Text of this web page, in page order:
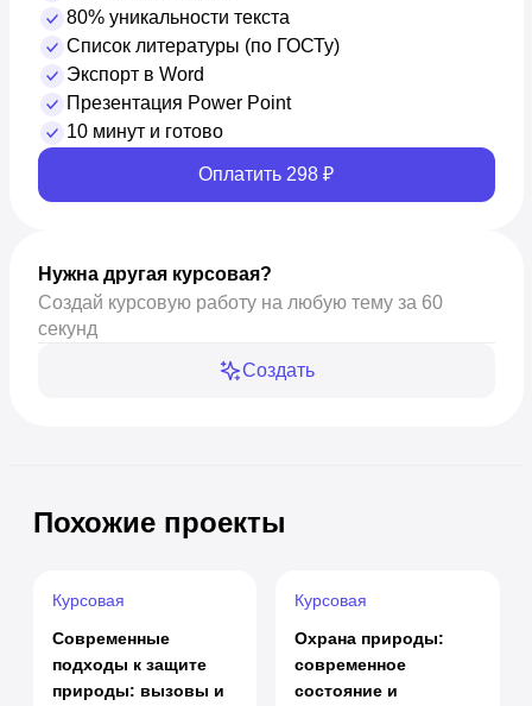
80% уникальности текста
Список литературы (по ГОСТу)
Экспорт в Word
Презентация Power Point
10 минут и готово
Оплатить 298 ₽
Нужна другая курсовая?
Создай курсовую работу на любую тему за 60
секунд
Создать
Похожие проекты
Курсовая
Современные
подходы к защите
природы: вызовы и
Курсовая
Охрана природы:
современное
состояние и